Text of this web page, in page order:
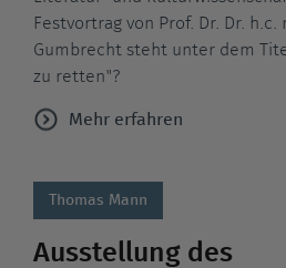
Festvortrag von Prof. Dr. Dr.
Gumbrecht steht unter dem
zu retten"?
Mehr erfahren
Thomas Mann
Ausstellung des